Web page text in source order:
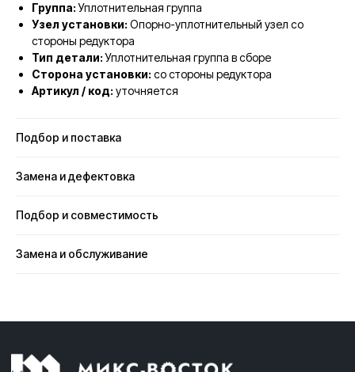
Группа:Уплотнительная группа
Узел установки: Опорно-уплотнительный узел со
стороны редуктора
Тип детали:Уплотнительная группа в сборе
Сторона установки: со стороны редуктора
Артикул / код: уточняется
Подбор и поставка
Замена и дефектовка
Подбор и совместимость
Замена и обслуживание